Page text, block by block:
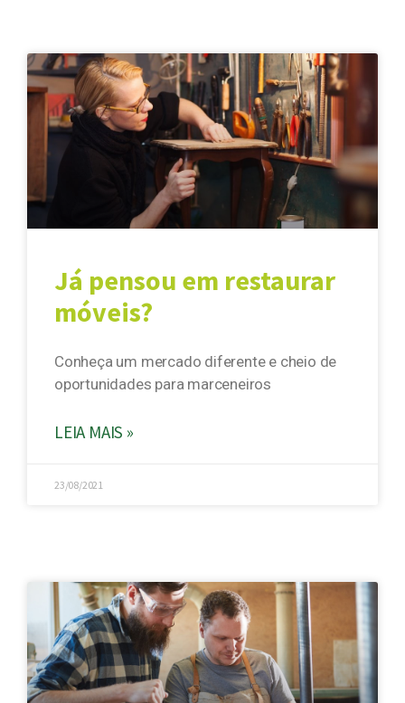
Já pensou em restaurar
móveis?
Conheça um mercado diferente e cheio de
oportunidades para marceneiros
LEIA MAIS »
23/08/2021